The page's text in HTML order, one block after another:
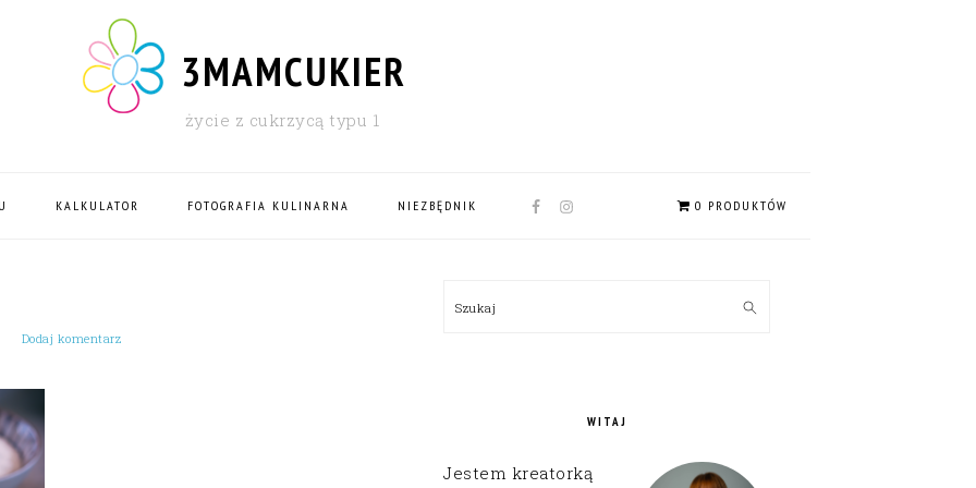
3MAMCUKIER
życie z cukrzycą typu 1
KALKULATOR FOTOGRAFIA KULINARNA NIEZBĘDNIK
NAV
0 PRODUKTÓW
Dodaj komentarz
SIDEBAR
Szukaj
WITAJ
Jestem kreatorką